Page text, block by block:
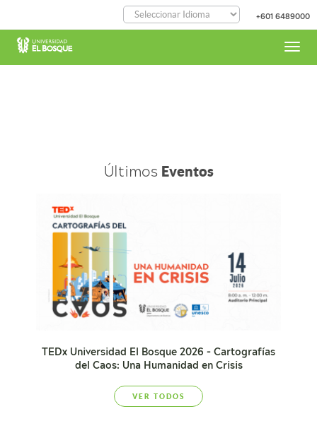
contenido
principal
+601 6489000
Últimos Eventos
TEDx Universidad El Bosque 2026 - Cartografías
del Caos: Una Humanidad en Crisis
VER TODOS